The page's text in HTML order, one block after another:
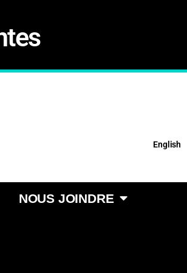
English
NOUS JOINDRE